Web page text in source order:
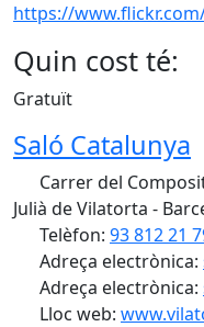
https://
Quin cost té:
Gratuït
Saló Catalunya
Carrer del
Julià de Vilatorta -
Telèfon: 93 812 21
Adreça electrònica:
Adreça electrònica:
Lloc web: